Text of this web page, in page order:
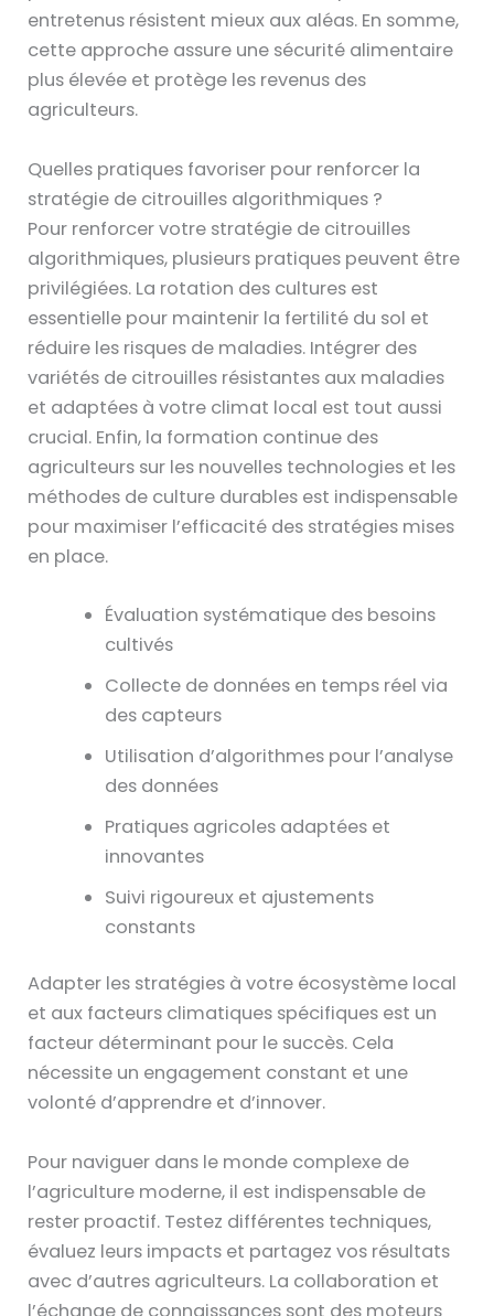
entretenus résistent mieux aux aléas. En somme,
cette approche assure une sécurité alimentaire
plus élevée et protège les revenus des
agriculteurs.
Quelles pratiques favoriser pour renforcer la
stratégie de citrouilles algorithmiques ?
Pour renforcer votre stratégie de citrouilles
algorithmiques, plusieurs pratiques peuvent être
privilégiées. La rotation des cultures est
essentielle pour maintenir la fertilité du sol et
réduire les risques de maladies. Intégrer des
variétés de citrouilles résistantes aux maladies
et adaptées à votre climat local est tout aussi
crucial. Enfin, la formation continue des
agriculteurs sur les nouvelles technologies et les
méthodes de culture durables est indispensable
pour maximiser l’efficacité des stratégies mises
en place.
Évaluation systématique des besoins
cultivés
Collecte de données en temps réel via
des capteurs
Utilisation d’algorithmes pour l’analyse
des données
Pratiques agricoles adaptées et
innovantes
Suivi rigoureux et ajustements
constants
Adapter les stratégies à votre écosystème local
et aux facteurs climatiques spécifiques est un
facteur déterminant pour le succès. Cela
nécessite un engagement constant et une
volonté d’apprendre et d’innover.
Pour naviguer dans le monde complexe de
l’agriculture moderne, il est indispensable de
rester proactif. Testez différentes techniques,
évaluez leurs impacts et partagez vos résultats
avec d’autres agriculteurs. La collaboration et
l’échange de connaissances sont des moteurs